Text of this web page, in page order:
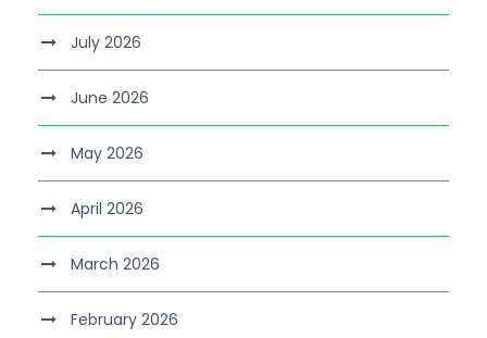
July 2026
June 2026
May 2026
April 2026
March 2026
February 2026